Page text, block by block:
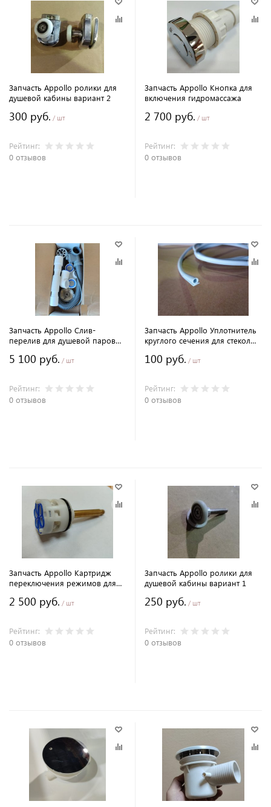
Запчасть Appollo ролики для
душевой кабины вариант 2
300 руб. / шт
Рейтинг:
0 отзывов
Запчасть Appollo Кнопка для
включения гидромассажа
2 700 руб. / шт
Рейтинг:
0 отзывов
Запчасть Appollo Слив-
перелив для душевой паровой
5 100 руб. / шт
Рейтинг:
0 отзывов
Запчасть Appollo Уплотнитель
круглого сечения для стекол
100 руб. / шт
Рейтинг:
0 отзывов
Запчасть Appollo Картридж
переключения режимов для
2 500 руб. / шт
Рейтинг:
0 отзывов
Запчасть Appollo ролики для
душевой кабины вариант 1
250 руб. / шт
Рейтинг:
0 отзывов